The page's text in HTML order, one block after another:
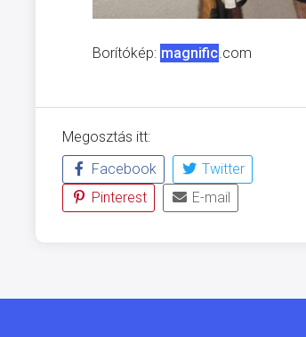
Borítókép: magnific.com
Megosztás itt:
Facebook
Twitter
Pinterest
E-mail